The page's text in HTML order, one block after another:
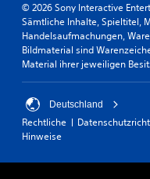
© 2026 Sony Interactive
Sämtliche Inhalte, Spieltitel,
Handelsaufmachungen,
Bildmaterial sind
Material ihrer jeweiligen
Deutschland
Rechtliche
Hinweise